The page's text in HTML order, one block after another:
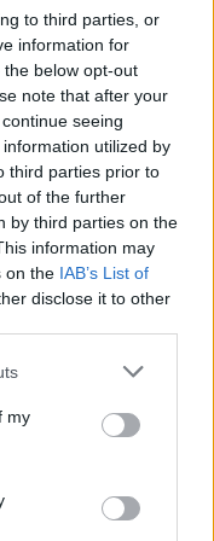
to third parties, or
information for
below opt-out
note that after your
seeing
utilized by
third parties prior to
of the further
by third parties on the
information may
on the IAB’s List of
disclose it to other
or more Google
You may click to
third-party tags to
in below Google
my
Malorie